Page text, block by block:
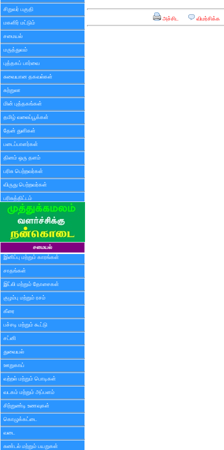
சிறுவர் பகுதி
மகளிர் மட்டும்
சமையல்
மருத்துவம்
புத்தகப் பார்வை
சுவையான தகவல்கள்
சுற்றுலா
மின் புத்தகங்கள்
தமிழ் வலைப்பூக்கள்
தேன் துளிகள்
படைப்பாளர்கள்
தினம் ஒரு தளம்
பரிசு பெற்றவர்கள்
விருது பெற்றவர்கள்
பரிசுத்திட்டம்
சமையல்
இனிப்பு மற்றும் காரங்கள்
சாதங்கள்
இட்லி மற்றும் தோசைகள்
குழம்பு மற்றும் ரசம்
கீரை
பச்சடி மற்றும் கூட்டு
சட்னி
துவையல்
ஊறுகாய்
வற்றல் மற்றும் பொடிகள்
வடகம் மற்றும் அப்பளம்
சிற்றுண்டி உணவுகள்
கொழுக்கட்டை
வடை
சுண்டல் மற்றும் பயறுகள்
அச்சிட விமர்சிக்க